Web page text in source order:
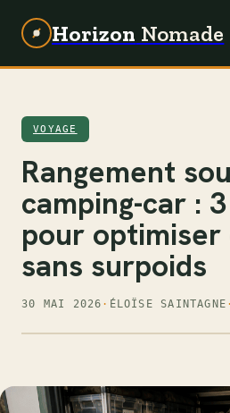
Horizon Nomade
VOYAGE
Rangement
camping-car :
pour optimiser
sans surpoids
30 MAI 2026 · ÉLOÏSE SAINTAGNE ·